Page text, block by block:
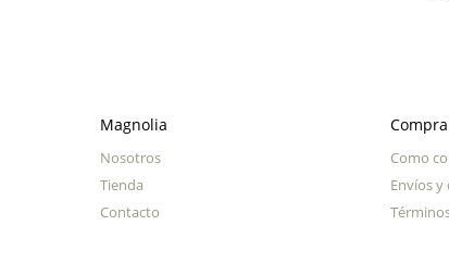
Magnolia
Nosotros
Tienda
Contacto
Compra
Como
Envíos